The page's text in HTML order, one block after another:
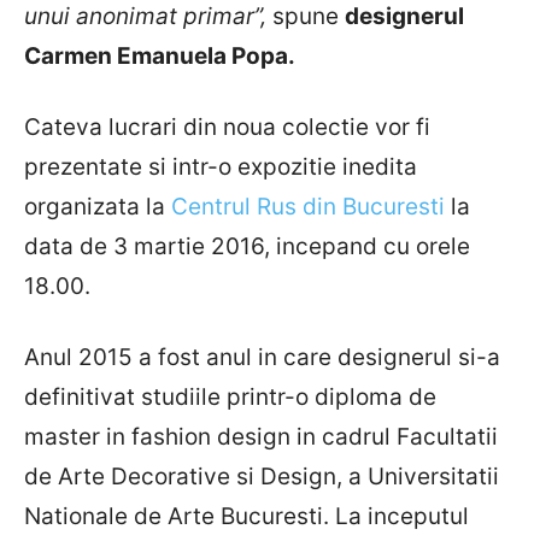
unui anonimat primar”, spune designerul
Carmen Emanuela Popa.
Cateva lucrari din noua colectie vor fi
prezentate si intr-o expozitie inedita
organizata la Centrul Rus din Bucuresti la
data de 3 martie 2016, incepand cu orele
18.00.
Anul 2015 a fost anul in care designerul si-a
definitivat studiile printr-o diploma de
master in fashion design in cadrul Facultatii
de Arte Decorative si Design, a Universitatii
Nationale de Arte Bucuresti. La inceputul